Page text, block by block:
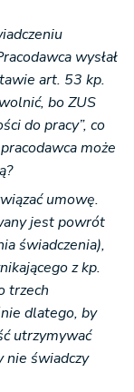
wysłał
art. 53 kp.
bo ZUS
do pracy”, co
może
umowę.
jest powrót
świadczenia),
z kp.
trzech
dlatego, by
utrzymywać
nie świadczy